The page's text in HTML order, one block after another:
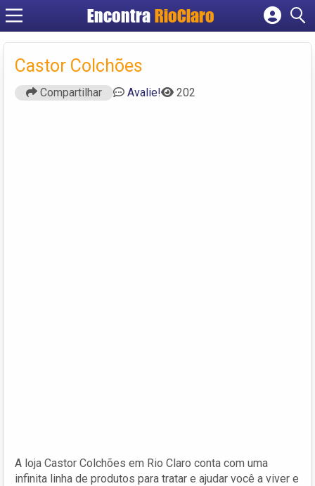
Encontra RioClaro
Cadastrar empresa
Castor Colchões
Compartilhar Avalie! 202
A loja Castor Colchões em Rio Claro conta com uma
infinita linha de produtos para tratar e ajudar você a viver e